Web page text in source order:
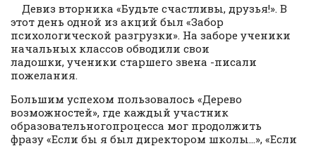
​Девиз вторника «Будьте счастливы, друзья!». В
этот день одной из акций был «Забор
психологической разгрузки». На заборе ученики
начальных классов обводили свои
ладошки, ученики старшего звена -писали
пожелания.
Большим успехом пользовалось «Дерево
возможностей», где каждый участник
образовательногопроцесса мог продолжить
фразу «Если бы я был директором школы…», «Если